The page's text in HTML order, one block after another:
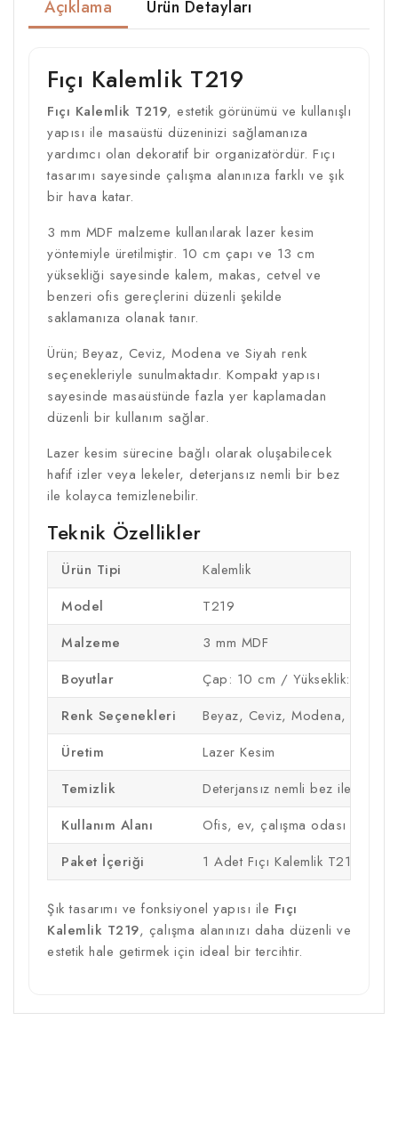
Açıklama Ürün Detayları
Fıçı Kalemlik T219
Fıçı Kalemlik T219, estetik görünümü ve kullanışlı
yapısı ile masaüstü düzeninizi sağlamanıza
yardımcı olan dekoratif bir organizatördür. Fıçı
tasarımı sayesinde çalışma alanınıza farklı ve şık
bir hava katar.
3 mm MDF malzeme kullanılarak lazer kesim
yöntemiyle üretilmiştir. 10 cm çapı ve 13 cm
yüksekliği sayesinde kalem, makas, cetvel ve
benzeri ofis gereçlerini düzenli şekilde
saklamanıza olanak tanır.
Ürün; Beyaz, Ceviz, Modena ve Siyah renk
seçenekleriyle sunulmaktadır. Kompakt yapısı
sayesinde masaüstünde fazla yer kaplamadan
düzenli bir kullanım sağlar.
Lazer kesim sürecine bağlı olarak oluşabilecek
hafif izler veya lekeler, deterjansız nemli bir bez
ile kolayca temizlenebilir.
Teknik Özellikler
Ürün Tipi
Kalemlik
Model
T219
Malzeme
3 mm MDF
Boyutlar
Çap: 10 cm / Yükseklik: 13 cm
Renk Seçenekleri
Beyaz, Ceviz, Modena, Siyah
Üretim
Lazer Kesim
Temizlik
Deterjansız nemli bez ile
Kullanım Alanı
Ofis, ev, çalışma odası
Paket İçeriği
1 Adet Fıçı Kalemlik T219
Şık tasarımı ve fonksiyonel yapısı ile Fıçı
Kalemlik T219, çalışma alanınızı daha düzenli ve
estetik hale getirmek için ideal bir tercihtir.